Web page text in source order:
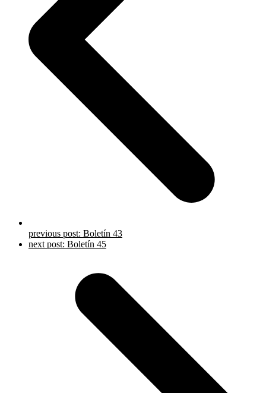
previous post: Boletín 43
next post: Boletín 45